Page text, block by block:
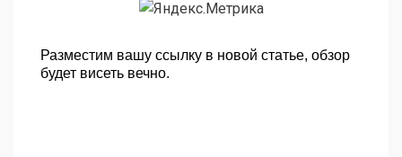
Разместим вашу ссылку в новой статье, обзор
будет висеть вечно.